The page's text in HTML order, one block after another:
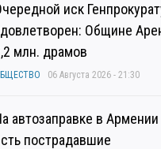
иск
Общине
млн. драмов
06 Августа 2026 - 21:30
автозаправке в
пострадавшие